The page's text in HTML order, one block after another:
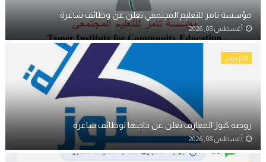
مؤسسة تامر للتعليم المجتمعي تعلن عن وظائف شاغرة
أغسطس 08, 2026
الخريجين
روضة كنوز المعارف تعلن عن حاجتها لوظائف شاغرة
أغسطس 08, 2026